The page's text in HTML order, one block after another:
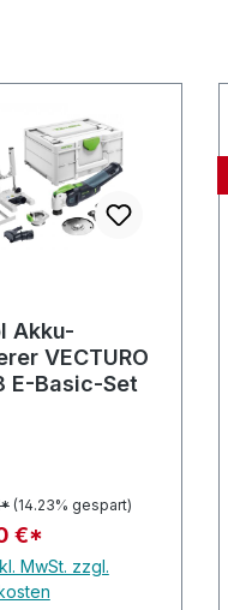
Akku-
VECTURO
E-Basic-Set
(14.23% gespart)
€*
MwSt. zzgl.